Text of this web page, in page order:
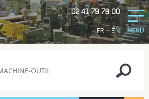
FR-EN
02 41 79 79 00
MENU